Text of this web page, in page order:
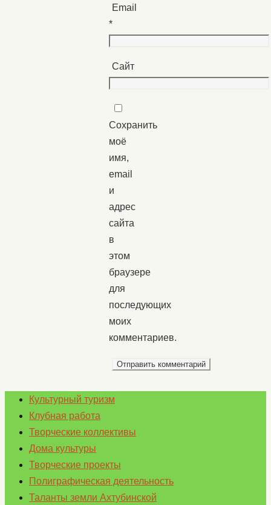
Email
*
Сайт
Сохранить
моё
имя,
email
и
адрес
сайта
в
этом
браузере
для
последующих
моих
комментариев.
Культурный туризм
Клубная работа
Творческие коллективы
Дома культуры
Творческие проекты
Полиграфическая деятельность
Таланты земли Ахтубинской